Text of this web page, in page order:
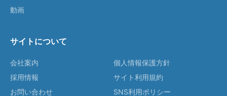
動画
サイトについて
会社案内
採用情報
お問い合わせ
個人情報保護方針
サイト利用規約
SNS利用ポリシー